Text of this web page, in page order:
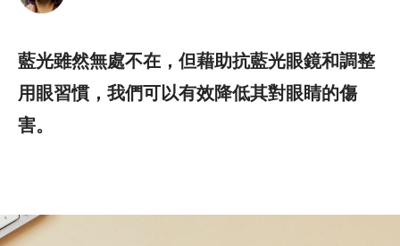
藍光雖然無處不在，但藉助抗藍光眼鏡和調整
用眼習慣，我們可以有效降低其對眼睛的傷
害。